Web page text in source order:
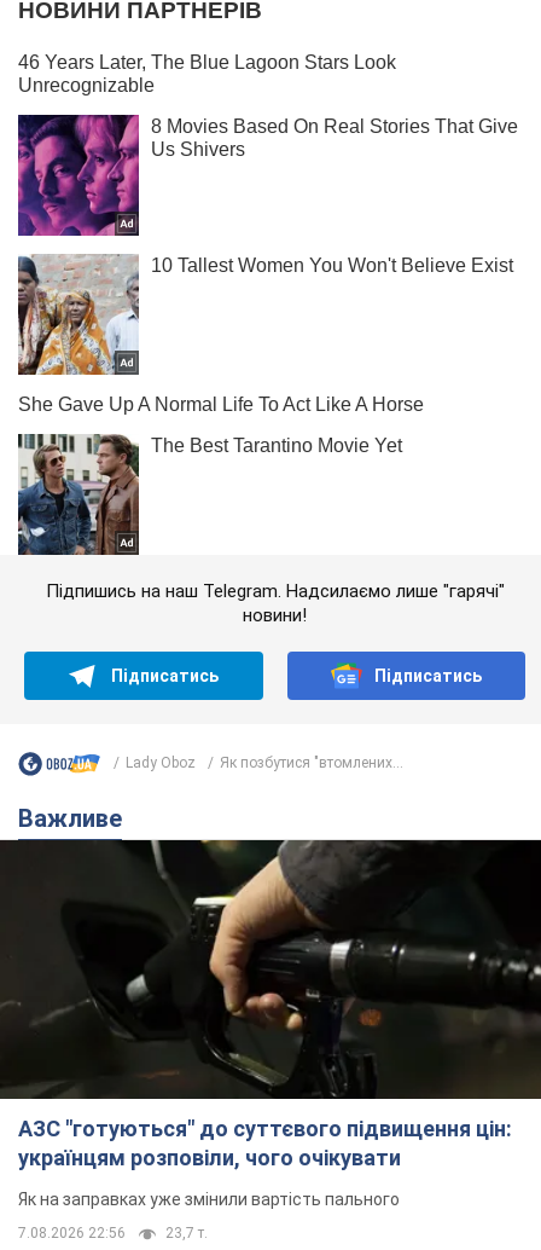
Підпишись на наш Telegram. Надсилаємо лише "гарячі"
новини!
Підписатись Підписатись
Lady Oboz Як позбутися "втомлених...
Важливе
АЗС "готуються" до суттєвого підвищення цін:
українцям розповіли, чого очікувати
Як на заправках уже змінили вартість пального
7.08.2026 22:56 23,7 т.